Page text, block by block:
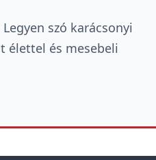
szó karácsonyi
élettel és mesebeli